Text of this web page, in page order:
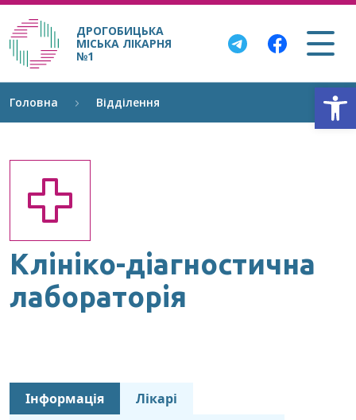
ДРОГОБИЦЬКА
МІСЬКА ЛІКАРНЯ
№1
Головна Відділення
Клініко-діагностична
лабораторія
Інформація
Лікарі